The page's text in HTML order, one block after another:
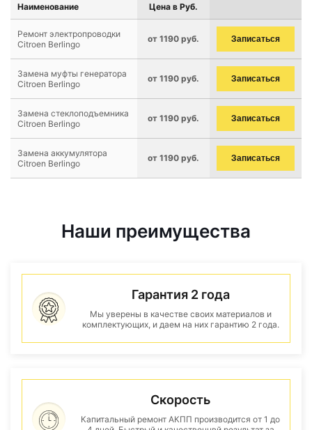
Наименование Цена в Руб.
Ремонт электропроводки
Citroen Berlingo
от 1190 руб. Записаться
Замена муфты генератора
Citroen Berlingo
от 1190 руб. Записаться
Замена стеклоподъемника
Citroen Berlingo
от 1190 руб. Записаться
Замена аккумулятора
Citroen Berlingo
от 1190 руб. Записаться
Наши преимущества
Гарантия 2 года
Мы уверены в качестве своих материалов и
комплектующих, и даем на них гарантию 2 года.
Скорость
Капитальный ремонт АКПП производится от 1 до